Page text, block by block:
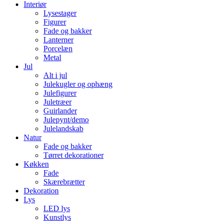
Interiør
Lysestager
Figurer
Fade og bakker
Lanterner
Porcelæn
Metal
Jul
Alt i jul
Julekugler og ophæng
Julefigurer
Juletræer
Guirlander
Julepynt/demo
Julelandskab
Natur
Fade og bakker
Tørret dekorationer
Køkken
Fade
Skærebrætter
Dekoration
Lys
LED lys
Kunstlys